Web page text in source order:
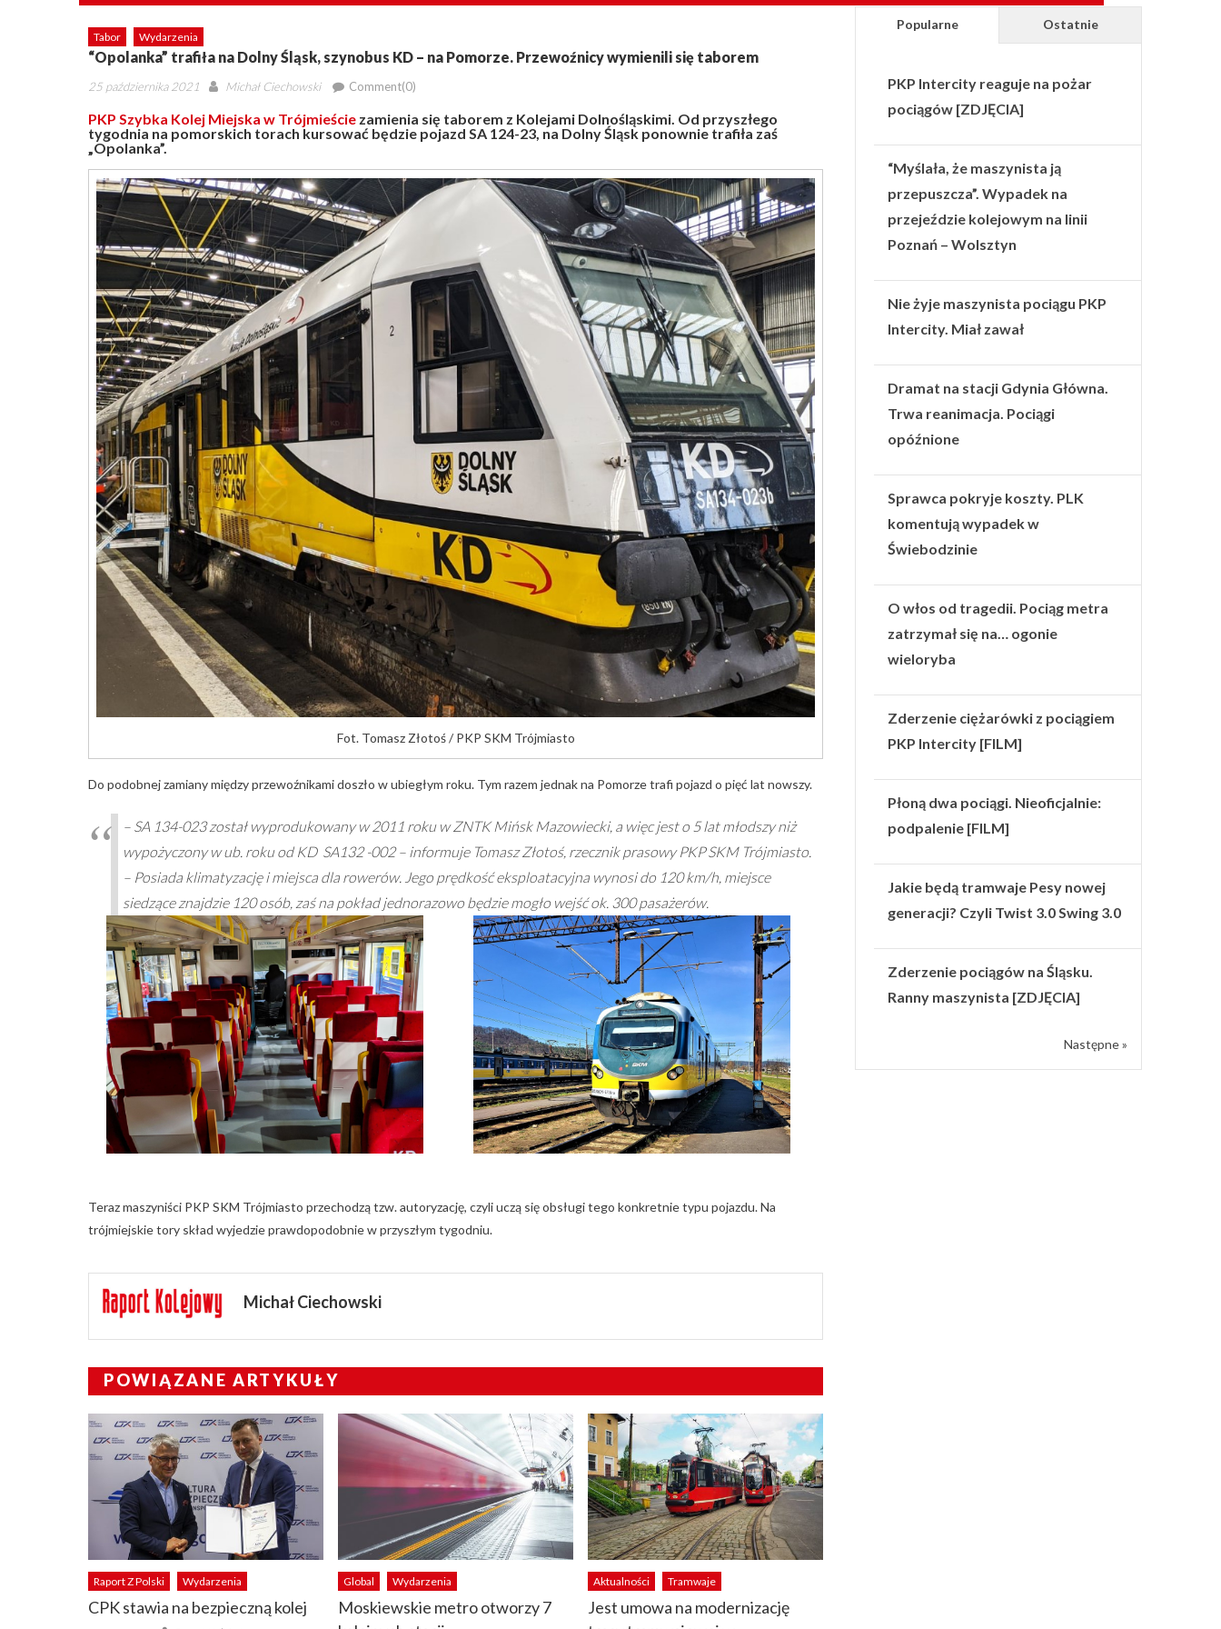
Tabor Wydarzenia
“Opolanka” trafiła na Dolny Śląsk, szynobus KD – na Pomorze. Przewoźnicy wymienili się taborem
Posted
25 października 2021 Author
Michał Ciechowski Comment(0)
PKP Szybka Kolej Miejska w Trójmieście zamienia się taborem z Kolejami Dolnośląskimi. Od przyszłego
tygodnia na pomorskich torach kursować będzie pojazd SA 124-23, na Dolny Śląsk ponownie trafiła zaś
„Opolanka”.
Fot. Tomasz Złotoś / PKP SKM Trójmiasto
Do podobnej zamiany między przewoźnikami doszło w ubiegłym roku. Tym razem jednak na Pomorze trafi pojazd o pięć lat nowszy.
– SA 134-023 został wyprodukowany w 2011 roku w ZNTK Mińsk Mazowiecki, a więc jest o 5 lat młodszy niż
wypożyczony w ub. roku od KD SA132 -002 – informuje Tomasz Złotoś, rzecznik prasowy PKP SKM Trójmiasto.
– Posiada klimatyzację i miejsca dla rowerów. Jego prędkość eksploatacyjna wynosi do 120 km/h, miejsce
siedzące znajdzie 120 osób, zaś na pokład jednorazowo będzie mogło wejść ok. 300 pasażerów.
Teraz maszyniści PKP SKM Trójmiasto przechodzą tzw. autoryzację, czyli uczą się obsługi tego konkretnie typu pojazdu. Na
trójmiejskie tory skład wyjedzie prawdopodobnie w przyszłym tygodniu.
Michał Ciechowski
POWIĄZANE ARTYKUŁY
Raport Z Polski Wydarzenia
CPK stawia na bezpieczną kolej
Global Wydarzenia
Moskiewskie metro otworzy 7
Aktualności Tramwaje
Jest umowa na modernizację
Popularne Ostatnie
PKP Intercity reaguje na pożar
pociągów [ZDJĘCIA]
“Myślała, że maszynista ją
przepuszcza”. Wypadek na
przejeździe kolejowym na linii
Poznań – Wolsztyn
Nie żyje maszynista pociągu PKP
Intercity. Miał zawał
Dramat na stacji Gdynia Główna.
Trwa reanimacja. Pociągi
opóźnione
Sprawca pokryje koszty. PLK
komentują wypadek w
Świebodzinie
O włos od tragedii. Pociąg metra
zatrzymał się na… ogonie
wieloryba
Zderzenie ciężarówki z pociągiem
PKP Intercity [FILM]
Płoną dwa pociągi. Nieoficjalnie:
podpalenie [FILM]
Jakie będą tramwaje Pesy nowej
generacji? Czyli Twist 3.0 Swing 3.0
Zderzenie pociągów na Śląsku.
Ranny maszynista [ZDJĘCIA]
Następne »